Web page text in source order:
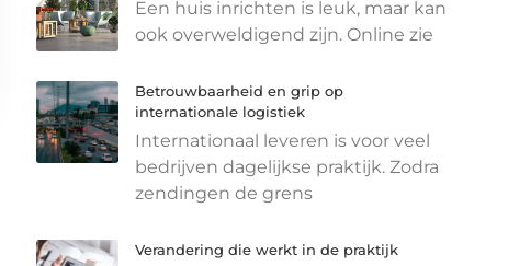
Een huis inrichten is leuk, maar kan
ook overweldigend zijn. Online zie
Betrouwbaarheid en grip op
internationale logistiek
Internationaal leveren is voor veel
bedrijven dagelijkse praktijk. Zodra
zendingen de grens
Verandering die werkt in de praktijk